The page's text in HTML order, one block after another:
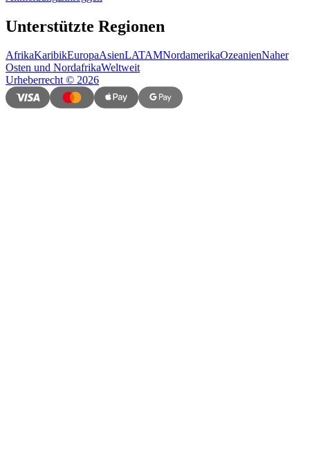
Unterstützte Regionen
AfrikaKaribikEuropaAsienLATAMNordamerikaOzeanienNaher
Osten und NordafrikaWeltweit
Urheberrecht© 2026